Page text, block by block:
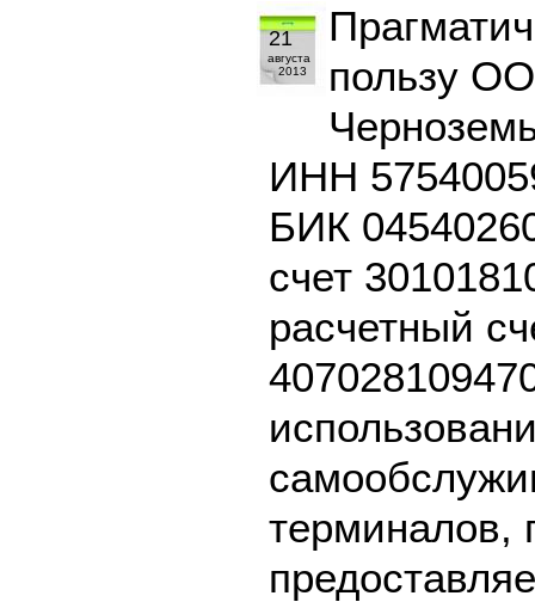
21
августа
2013
пользу
ИНН
БИК
счет
расчетный
терминалов,